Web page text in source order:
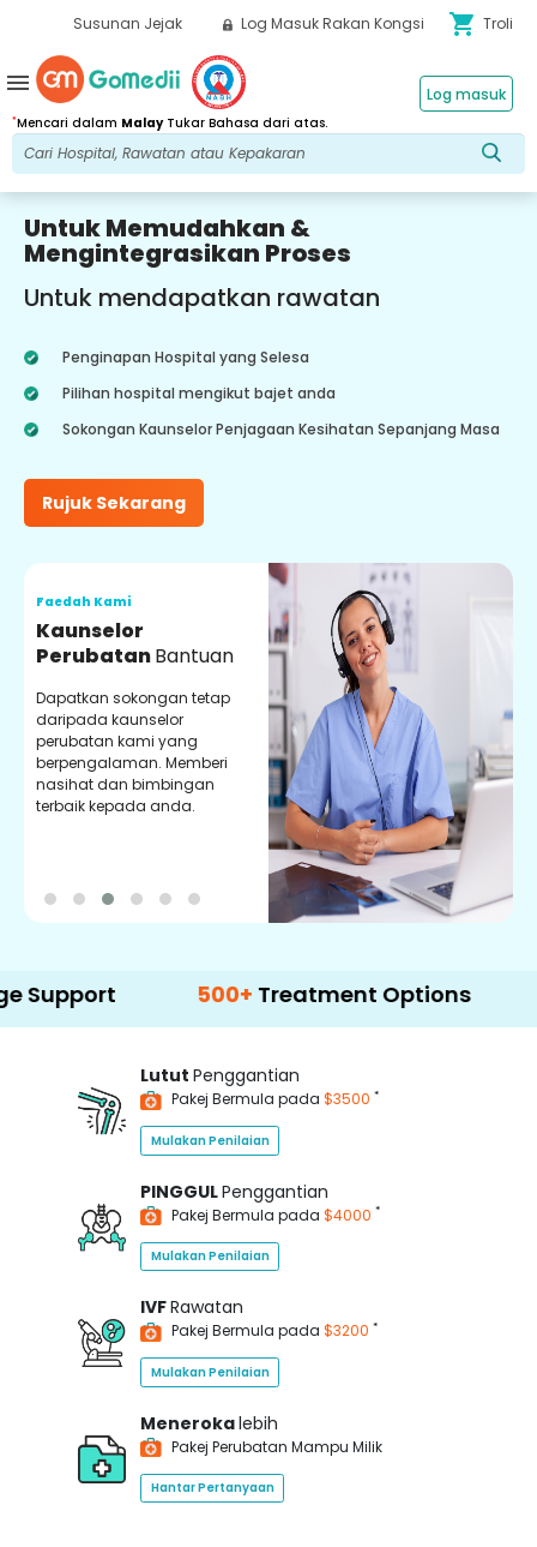
Susunan Jejak Log Masuk Rakan Kongsi shopping_cart Troli
*Mencari dalam MalayTukar Bahasa dari atas.
Log masuk
menu
Untuk Memudahkan &
Mengintegrasikan Proses
Untuk mendapatkan rawatan
Penginapan Hospital yang Selesa
Pilihan hospital mengikut bajet anda
Sokongan Kaunselor Penjagaan Kesihatan Sepanjang Masa
Rujuk Sekarang
Faedah Kami
Kaunselor
PerubatanBantuan
Dapatkan sokongan tetap
daripada kaunselor
perubatan kami yang
berpengalaman. Memberi
nasihat dan bimbingan
terbaik kepada anda.
500+ Treatment Options
Lutut Penggantian
Pakej Bermula pada $3500 *
Mulakan Penilaian
PINGGULPenggantian
Pakej Bermula pada $4000 *
Mulakan Penilaian
IVFRawatan
Pakej Bermula pada $3200 *
Mulakan Penilaian
Menerokalebih
Pakej Perubatan Mampu Milik
Hantar Pertanyaan